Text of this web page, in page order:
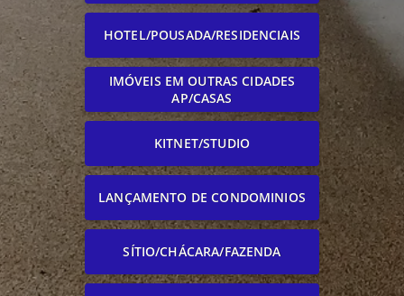
HOTEL/POUSADA/RESIDENCIAIS
IMÓVEIS EM OUTRAS CIDADES
AP/CASAS
KITNET/STUDIO
LANÇAMENTO DE CONDOMINIOS
SÍTIO/CHÁCARA/FAZENDA